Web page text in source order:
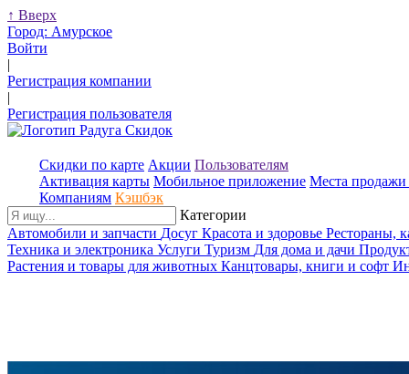
↑ Вверх
Город: Амурское
Войти
|
Регистрация компании
|
Регистрация пользователя
Скидки по карте Акции Пользователям
Активация карты Мобильное приложение Места продажи
Компаниям Кэшбэк
Категории
Автомобили и запчасти Досуг Красота и здоровье Рестораны,
Техника и электроника Услуги Туризм Для дома и дачи
Растения и товары для животных Канцтовары, книги и софт